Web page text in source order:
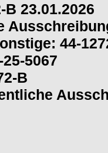
B 23.01.2026
44-
5067
B